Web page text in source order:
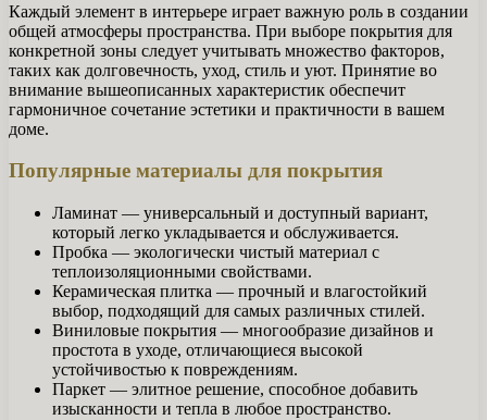
Каждый элемент в интерьере играет важную роль в создании
общей атмосферы пространства. При выборе покрытия для
конкретной зоны следует учитывать множество факторов,
таких как долговечность, уход, стиль и уют. Принятие во
внимание вышеописанных характеристик обеспечит
гармоничное сочетание эстетики и практичности в вашем
доме.
Популярные материалы для покрытия
Ламинат — универсальный и доступный вариант,
который легко укладывается и обслуживается.
Пробка — экологически чистый материал с
теплоизоляционными свойствами.
Керамическая плитка — прочный и влагостойкий
выбор, подходящий для самых различных стилей.
Виниловые покрытия — многообразие дизайнов и
простота в уходе, отличающиеся высокой
устойчивостью к повреждениям.
Паркет — элитное решение, способное добавить
изысканности и тепла в любое пространство.